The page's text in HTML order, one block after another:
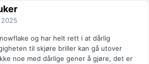
2025
og har helt rett i at dårlig
til skjøre briller kan gå utover
noe med dårlige gener å gjøre, det er